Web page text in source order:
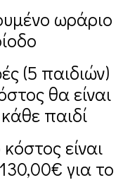
ωράριο
(5 παιδιών)
θα είναι
παιδί
είναι
130,00€ για το